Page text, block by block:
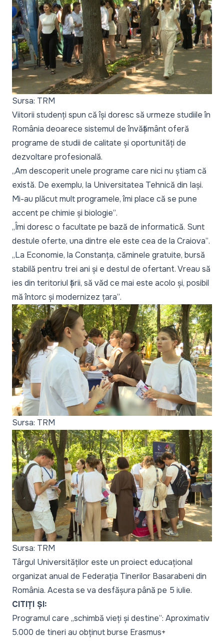
Sursa: TRM
Viitorii studenți spun că își doresc să urmeze studiile în
România deoarece sistemul de învățământ oferă
programe de studii de calitate și oportunități de
dezvoltare profesională.
„Am descoperit unele programe care nici nu știam că
există. De exemplu, la Universitatea Tehnică din Iași.
Mi-au plăcut mult programele, îmi place că se pune
accent pe chimie și biologie”.
„Îmi doresc o facultate pe bază de informatică. Sunt
destule oferte, una dintre ele este cea de la Craiova”.
„La Economie, la Constanța, căminele gratuite, bursă
stabilă pentru trei ani și e destul de ofertant. Vreau să
ies din teritoriul țării, să văd ce mai este acolo și, posibil
mă întorc și modernizez țara”.
Sursa: TRM
Sursa: TRM
Târgul Universităților este un proiect educațional
organizat anual de Federația Tinerilor Basarabeni din
România. Acesta se va desfășura până pe 5 iulie.
CITIȚI ȘI:
Programul care „schimbă vieți și destine”: Aproximativ
5.000 de tineri au obținut burse Erasmus+